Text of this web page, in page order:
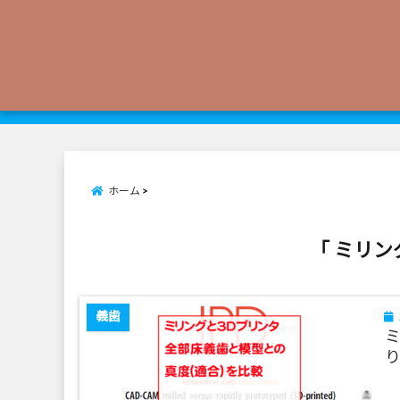
ホーム
「 ミリ
義歯